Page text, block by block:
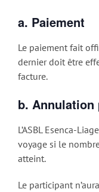
a. Paiement
Le paiement fait
dernier doit être
facture.
b. Annulation
L’ASBL Esenca-
voyage si le
atteint.
Le participant